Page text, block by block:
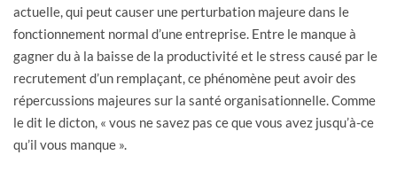
actuelle, qui peut causer une perturbation majeure dans le
fonctionnement normal d’une entreprise. Entre le manque à
gagner du à la baisse de la productivité et le stress causé par le
recrutement d’un remplaçant, ce phénomène peut avoir des
répercussions majeures sur la santé organisationnelle. Comme
le dit le dicton, « vous ne savez pas ce que vous avez jusqu’à-ce
qu’il vous manque ».